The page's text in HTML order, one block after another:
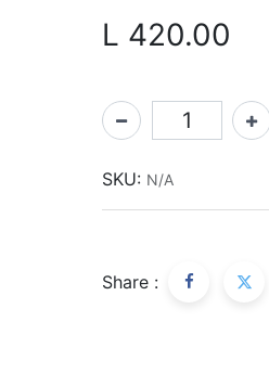
L 420.00
SKU: N/A
Share :